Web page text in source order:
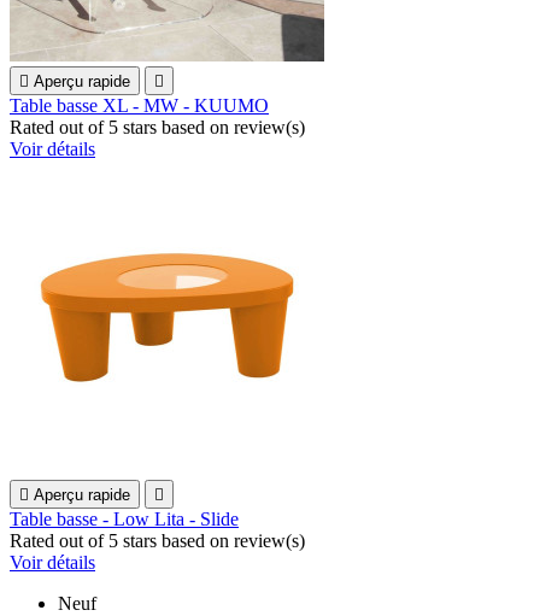
 Aperçu rapide 
Table basse XL - MW - KUUMO
Rated out of 5 stars based on review(s)
Voir détails
 Aperçu rapide 
Table basse - Low Lita - Slide
Rated out of 5 stars based on review(s)
Voir détails
Neuf